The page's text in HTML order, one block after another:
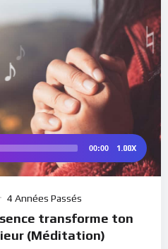
♯ ♬
♫
♮
00:00 1.00X
4 Années Passés
transforme ton
(Méditation)